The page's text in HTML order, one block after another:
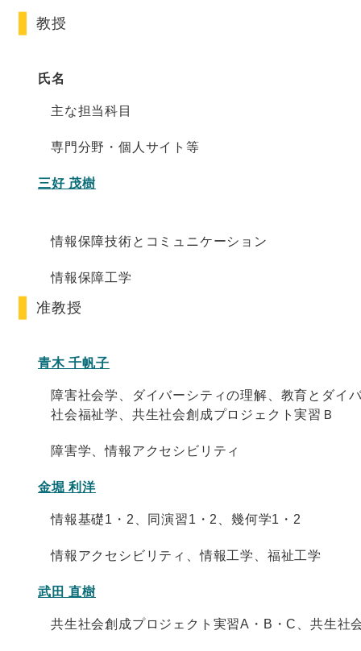
教授
氏名
主な担当科目
専門分野・個人サイト等
三好 茂樹
情報保障技術とコミュニケーション
情報保障工学
准教授
青木 千帆子
障害社会学、ダイバーシティの理解、教育とダイ
社会福祉学、共生社会創成プロジェクト実習Ｂ
障害学、情報アクセシビリティ
金堀 利洋
情報基礎1・2、同演習1・2、幾何学1・2
情報アクセシビリティ、情報工学、福祉工学
武田 直樹
共生社会創成プロジェクト実習A・B・C、共生社